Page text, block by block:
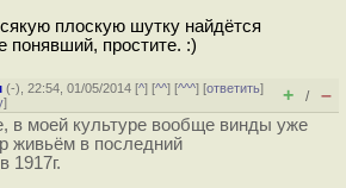
плоскую шутку найдётся
понявший, простите. :)
(-), 22:54, 01/05/2014 [^] [^^] [^^^] [ответить]
] + / –
в моей культуре вообще винды уже
живьём в последний
1917г.